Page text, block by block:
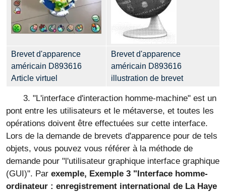
Brevet d'apparence
américain D893616
Article virtuel
Brevet d'apparence
américain D893616
illustration de brevet
3. "L'interface d'interaction homme-machine" est un
pont entre les utilisateurs et le métaverse, et toutes les
opérations doivent être effectuées sur cette interface.
Lors de la demande de brevets d'apparence pour de tels
objets, vous pouvez vous référer à la méthode de
demande pour "l'utilisateur graphique interface graphique
(GUI)". Par exemple, Exemple 3 "Interface homme-
ordinateur : enregistrement international de La Haye